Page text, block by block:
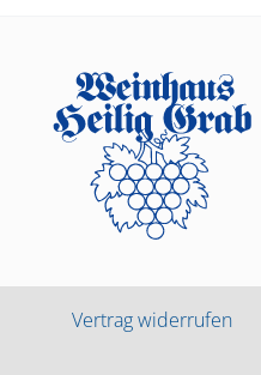
Vertrag widerrufen